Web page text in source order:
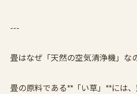
---
畳はなぜ「天然の空気清浄機」な
畳の原料である**「い草」**には